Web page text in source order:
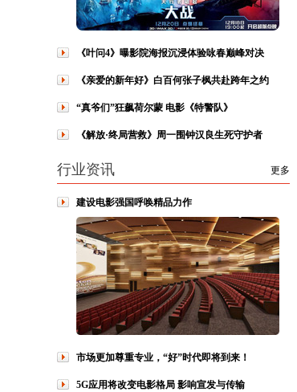
《叶问4》曝影院海报沉浸体验咏春巅峰对决
《亲爱的新年好》白百何张子枫共赴跨年之约
“真爷们”狂飙荷尔蒙 电影《特警队》
《解放·终局营救》周一围钟汉良生死守护者
更多
行业资讯
建设电影强国呼唤精品力作
市场更加尊重专业，“好”时代即将到来！
5G应用将改变电影格局 影响宣发与传输